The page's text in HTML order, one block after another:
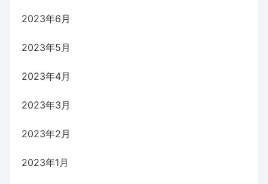
2023年6月
2023年5月
2023年4月
2023年3月
2023年2月
2023年1月